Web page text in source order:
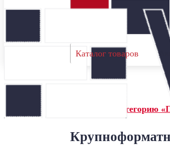
Каталог товаров
← Назад в категорию